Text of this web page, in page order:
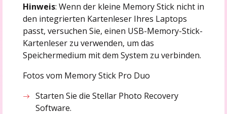
Hinweis: Wenn der kleine Memory Stick nicht in
den integrierten Kartenleser Ihres Laptops
passt, versuchen Sie, einen USB-Memory-Stick-
Kartenleser zu verwenden, um das
Speichermedium mit dem System zu verbinden.
Fotos vom Memory Stick Pro Duo
Starten Sie die Stellar Photo Recovery
Software.